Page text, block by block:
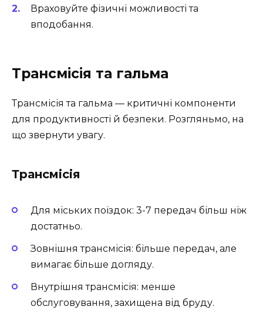
Враховуйте фізичні можливості та
вподобання.
Трансмісія та гальма
Трансмісія та гальма — критичні компоненти
для продуктивності й безпеки. Розгляньмо, на
що звернути увагу.
Трансмісія
Для міських поїздок: 3-7 передач більш ніж
достатньо.
Зовнішня трансмісія: більше передач, але
вимагає більше догляду.
Внутрішня трансмісія: менше
обслуговування, захищена від бруду.